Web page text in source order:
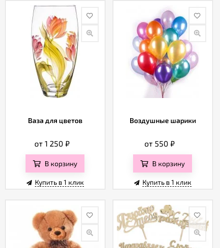
Ваза для цветов
от 1 250₽
В корзину
Купить в 1 клик
Воздушные шарики
от 550₽
В корзину
Купить в 1 клик